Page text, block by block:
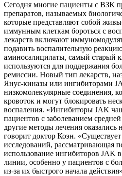
Сегодня многие пациенты с ВЗК
препаратов, называемых
которые представляют собой
иммунным клеткам бороться с
лекарств включают
подавить воспалительную
аминосалицилаты, самый старый
используются для поддержания
ремиссии. Новый тип лекарств,
Янус-киназы или ингибиторами
низкомолекулярные соединения,
кровоток и могут блокировать
воспаления. «Ингибиторы JAK
пациентов с заболеванием
другие методы лечения
говорит доктор Коэн. «Существует
исследований, рассматривающая
использование ингибиторов JAK
линии, особенно у пациентов с
из-за их быстрого начала